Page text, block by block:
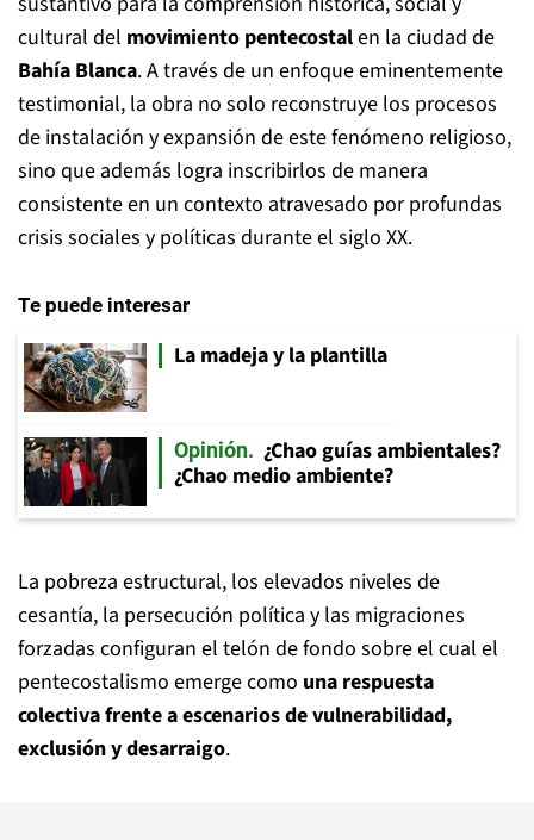
cultural del movimiento pentecostalen la ciudad de
Bahía Blanca. A través de un enfoque eminentemente
testimonial, la obra no solo reconstruye los procesos
de instalación y expansión de este fenómeno religioso,
sino que además logra inscribirlos de manera
consistente en un contexto atravesado por profundas
crisis sociales y políticas durante el siglo XX.
Te puede interesar
La madeja y la plantilla
Opinión
¿Chao guías ambientales?
¿Chao medio ambiente?
La pobreza estructural, los elevados niveles de
cesantía, la persecución política y las migraciones
forzadas configuran el telón de fondo sobre el cual el
pentecostalismo emerge como una respuesta
colectiva frente a escenarios de vulnerabilidad,
exclusión y desarraigo.